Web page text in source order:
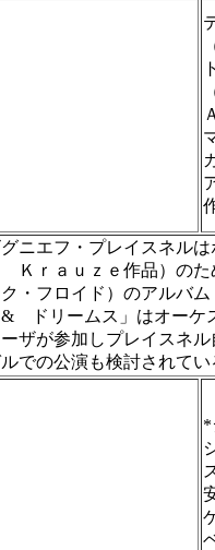
ニエフ・プレイスネル
ｒａｕｚｅ作品）のた
フロイド）のアルバム
ドリームス」はオーケ
ザが参加しプレイスネ
での公演も検討されてい
*